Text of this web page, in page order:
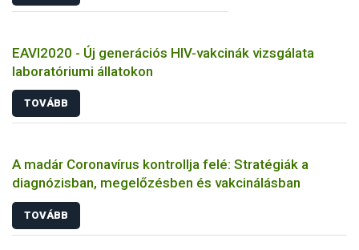
EAVI2020 - Új generációs HIV-vakcinák vizsgálata
laboratóriumi állatokon
TOVÁBB
A madár Coronavírus kontrollja felé: Stratégiák a
diagnózisban, megelőzésben és vakcinálásban
TOVÁBB